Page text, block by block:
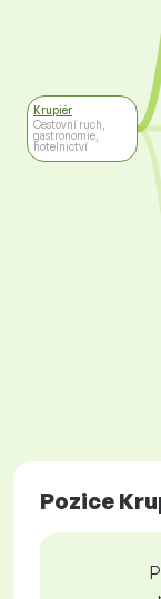
Krupiér
Cestovní ruch,
gastronomie,
hotelnictví
Pozice